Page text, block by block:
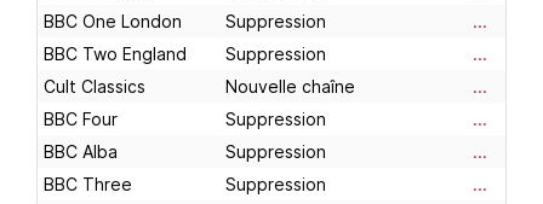
BBC One London
Suppression
...
BBC Two England
Suppression
...
Cult Classics
Nouvelle chaîne
...
BBC Four
Suppression
...
BBC Alba
Suppression
...
BBC Three
Suppression
...